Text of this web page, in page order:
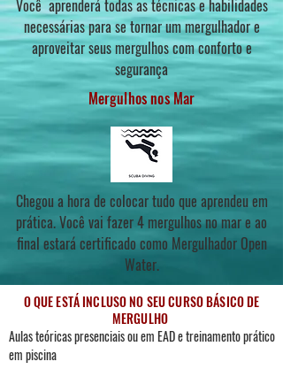
Você aprenderá todas as técnicas e habilidades
necessárias para se tornar um mergulhador e
aproveitar seus mergulhos com conforto e
segurança
Mergulhos nos Mar
Chegou a hora de colocar tudo que aprendeu em
prática. Você vai fazer 4 mergulhos no mar e ao
final estará certificado como Mergulhador Open
Water.
O QUE ESTÁ INCLUSO NO SEU CURSO BÁSICO DE
MERGULHO
Aulas teóricas presenciais ou em EAD e treinamento prático
em piscina